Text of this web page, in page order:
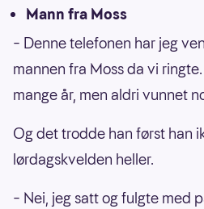
Mann fra Moss
– Denne telefonen har jeg
mannen fra Moss da vi
mange år, men aldri vunnet
Og det trodde han først han
lørdagskvelden heller.
– Nei, jeg satt og fulgte med